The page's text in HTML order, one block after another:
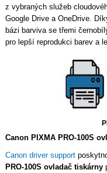
z vybraných služeb
Google Drive a OneDrive.
bázi barviva se třemi
pro lepší reprodukci barev a
Canon PIXMA PRO-100S
Canon driver support
PRO-100S ovladač tiskárny